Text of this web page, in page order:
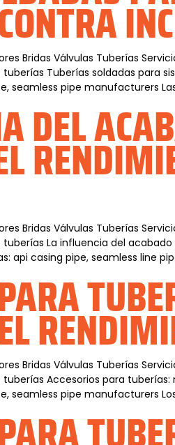
Bridas Válvulas Tuberías
Tuberías soldadas para
seamless pipe manufacturers
DEL
Bridas Válvulas Tuberías
La influencia del
api casing pipe, seamless line
Bridas Válvulas Tuberías
Accesorios para
seamless pipe manufacturers